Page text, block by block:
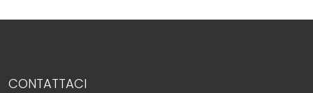
CONTATTACI